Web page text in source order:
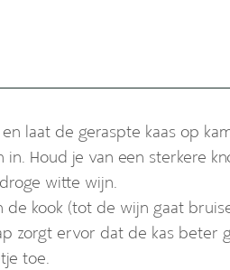
en laat de geraspte kaas op
Houd je van een sterkere
witte wijn.
kook (tot de wijn gaat
zorgt ervor dat de kas beter
toe.